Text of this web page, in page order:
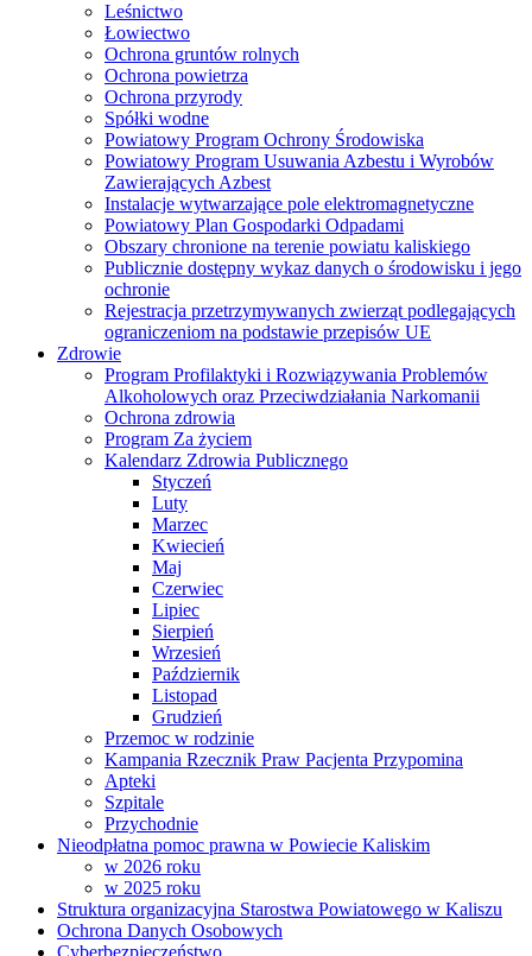
Leśnictwo
Łowiectwo
Ochrona gruntów rolnych
Ochrona powietrza
Ochrona przyrody
Spółki wodne
Powiatowy Program Ochrony Środowiska
Powiatowy Program Usuwania Azbestu i Wyrobów
Zawierających Azbest
Instalacje wytwarzające pole elektromagnetyczne
Powiatowy Plan Gospodarki Odpadami
Obszary chronione na terenie powiatu kaliskiego
Publicznie dostępny wykaz danych o środowisku i jego
ochronie
Rejestracja przetrzymywanych zwierząt podlegających
ograniczeniom na podstawie przepisów UE
Zdrowie
Program Profilaktyki i Rozwiązywania Problemów
Alkoholowych oraz Przeciwdziałania Narkomanii
Ochrona zdrowia
Program Za życiem
Kalendarz Zdrowia Publicznego
Styczeń
Luty
Marzec
Kwiecień
Maj
Czerwiec
Lipiec
Sierpień
Wrzesień
Październik
Listopad
Grudzień
Przemoc w rodzinie
Kampania Rzecznik Praw Pacjenta Przypomina
Apteki
Szpitale
Przychodnie
Nieodpłatna pomoc prawna w Powiecie Kaliskim
w 2026 roku
w 2025 roku
Struktura organizacyjna Starostwa Powiatowego w Kaliszu
Ochrona Danych Osobowych
Cyberbezpieczeństwo